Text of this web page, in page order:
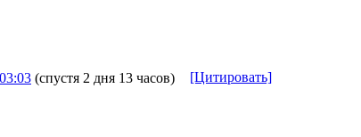
(спустя 2 дня 13 часов) [Цитировать]